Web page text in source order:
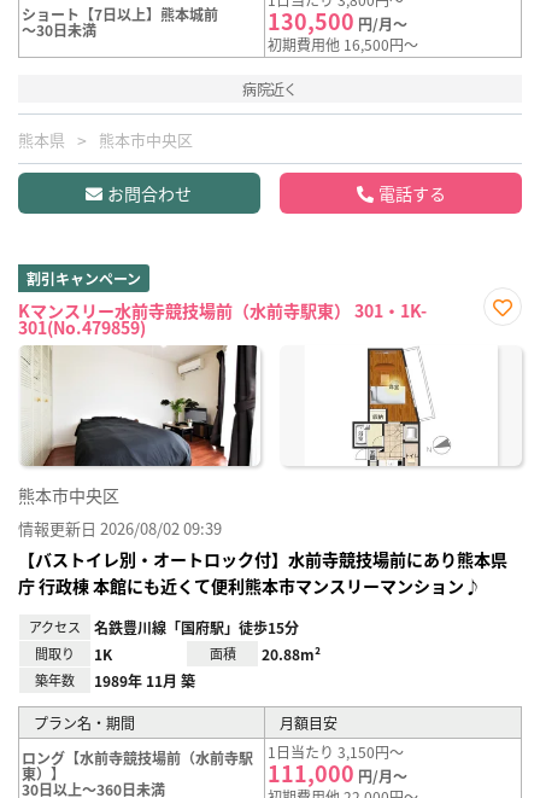
ショート【7日以上】熊本城前
～30日未満 130,500 円/月～
初期費用他 16,500円～
病院近く
熊本県 熊本市中央区
お問合わせ 電話する
割引キャンペーン
Kマンスリー水前寺競技場前（水前寺駅東） 301・1K-
301(No.479859)
に入
熊本市中央区
情報更新日 2026/08/02 09:39
【バストイレ別・オートロック付】水前寺競技場前にあり熊本県
庁 行政棟 本館にも近くて便利熊本市マンスリーマンション♪
アクセス 名鉄豊川線「国府駅」徒歩15分
間取り 1K 面積 20.88m²
築年数 1989年 11月 築
プラン名・期間
月額目安
ロング【水前寺競技場前（水前寺駅
東）】
30日以上～360日未満
1日当たり 3,150円～
111,000 円/月～